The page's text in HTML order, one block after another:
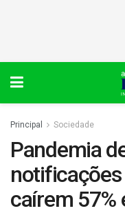
Principal Sociedade
Pandemia
caírem 57%